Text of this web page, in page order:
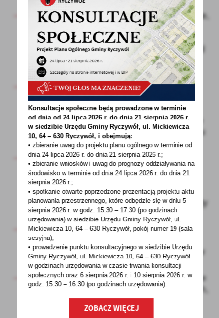
jeśli odczuwamy zawroty głowy, osłabienie,
niepokój lub dotkliwe pragnienie i ból
głowy, należy skontaktować się z
dyspozytorem medycznym, dzwoniąc pod
numer alarmowy. Jeśli to możliwe należy
przenieść się w chłodne miejsce;
należny unikać skrajnych temperatur –
osoby, które pracują w klimatyzowanych
pokojach nie powinny od razu wychodzić
na zewnątrz, gdzie panuje upał – może to
spowodować szok termiczny, zwłaszcza u
starszych i bardzo młodych ludzi;
będąc nad wodą należy pamiętać, że nie
wolno gwałtownie wchodzić do niej
bezpośrednio po opalaniu – zanim
zaczniemy pływać, należy opłukać ciało
wodą, do której wchodzimy i dopiero wtedy
powoli się w niej zanurzyć;
będąc w podróży, należy częściej robić
przerwy i odpoczywać w zacienionych
miejscach, by złagodzić negatywny wpływ
wysokich temperatur na koncentrację;
w upalne dni należy przygotowywać lekkie
posiłki, bazujące na owocach i warzywach,
które dostarczają organizmowi
niezbędnych składników mineralnych i
Konsultacje społeczne będą prowadzone w terminie
od dnia od 24 lipca 2026 r. do dnia 21 sierpnia 2026 r.
w siedzibie Urzędu Gminy Ryczywół, ul. Mickiewicza
10, 64 – 630 Ryczywół, i obejmują:
• zbieranie uwag do projektu planu ogólnego w terminie od
dnia 24 lipca 2026 r. do dnia 21 sierpnia 2026 r.;
• zbieranie wniosków i uwag do prognozy oddziaływania na
środowisko w terminie od dnia 24 lipca 2026 r. do dnia 21
sierpnia 2026 r.;
• spotkanie otwarte poprzedzone prezentacją projektu aktu
planowania przestrzennego, które odbędzie się w dniu 5
sierpnia 2026 r.w godz. 15.30 – 17.30 (po godzinach
urzędowania) w siedzibie Urzędu Gminy Ryczywół, ul.
Mickiewicza 10, 64 – 630 Ryczywół, pokójnumer 19 (sala
sesyjna),
• prowadzenie punktu konsultacyjnego w siedzibie Urzędu
Gminy Ryczywół, ul. Mickiewicza 10, 64 – 630 Ryczywół
w godzinachurzędowania w czasie trwania konsultacji
społecznych oraz 6 sierpnia 2026 r. i 10 sierpnia 2026 r. w
godz. 15.30 – 16.30 (po godzinachurzędowania).
ZOBACZ WIĘCEJ